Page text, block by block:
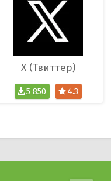
X (Твиттер)
5 850 4.3